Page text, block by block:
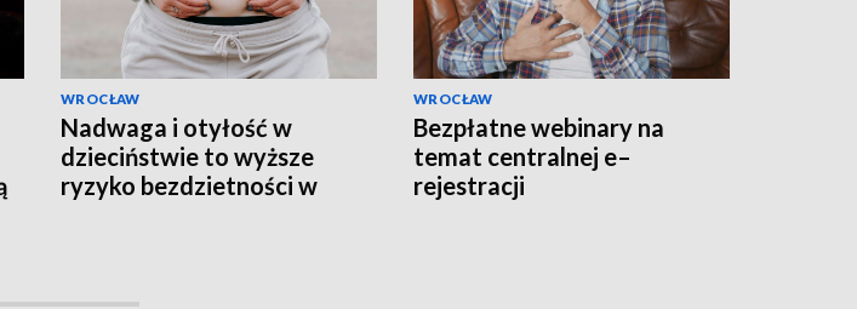
WROCŁAW
Nadwaga i otyłość w
dzieciństwie to wyższe
ryzyko bezdzietności w
WROCŁAW
Bezpłatne webinary na
temat centralnej e–
rejestracji